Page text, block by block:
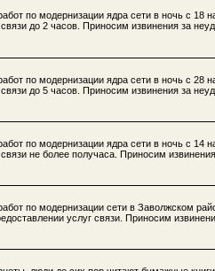
по модернизации ядра сети в ночь с 18
до 2 часов. Приносим извинения за
по модернизации ядра сети в ночь с 28
до 5 часов. Приносим извинения за
по модернизации ядра сети в ночь с 14
не более получаса. Приносим
по модернизации сети в Заволжском
услуг связи. Приносим